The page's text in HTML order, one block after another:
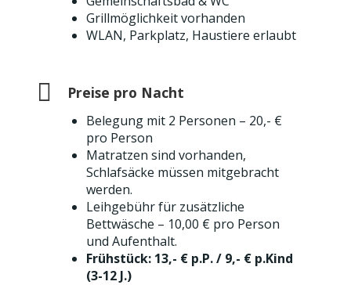
Grillmöglichkeit vorhanden
WLAN, Parkplatz, Haustiere erlaubt
Preise pro Nacht
Belegung mit 2 Personen – 20,- €
pro Person
Matratzen sind vorhanden,
Schlafsäcke müssen mitgebracht
werden.
Leihgebühr für zusätzliche
Bettwäsche – 10,00 € pro Person
und Aufenthalt.
Frühstück: 13,- € p.P. / 9,- € p.Kind
(3-12 J.)